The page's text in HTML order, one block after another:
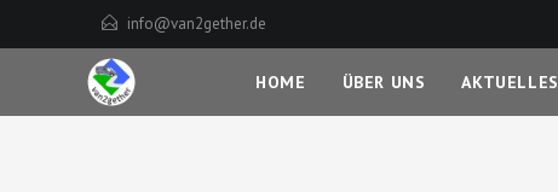
Inhalt
info@van2gether.de
HOME ÜBER UNS AKTUELLES